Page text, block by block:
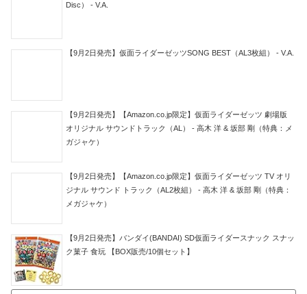
Disc） - V.A.
【9月2日発売】仮面ライダーゼッツSONG BEST（AL3枚組） - V.A.
【9月2日発売】【Amazon.co.jp限定】仮面ライダーゼッツ 劇場版
オリジナル サウンドトラック（AL） - 高木 洋 & 坂部 剛（特典：メ
ガジャケ）
【9月2日発売】【Amazon.co.jp限定】仮面ライダーゼッツ TV オリ
ジナル サウンド トラック（AL2枚組） - 高木 洋 & 坂部 剛（特典：
メガジャケ）
【9月2日発売】バンダイ(BANDAI) SD仮面ライダースナック スナッ
ク菓子 食玩 【BOX販売/10個セット】